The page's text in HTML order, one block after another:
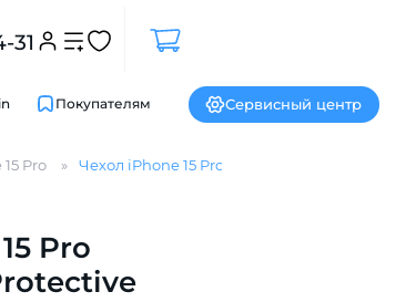
31
Покупателям Сервисный центр
Pro Чехол iPhone 15 Pro Gurdini Alba Protective
Pro